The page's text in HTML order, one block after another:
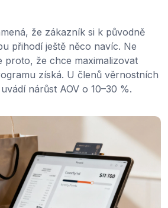
že zákazník si k původně
přihodí ještě něco navíc. Ne
proto, že chce maximalizovat
získá. U členů věrnostních
nárůst AOV o 10–30 %.